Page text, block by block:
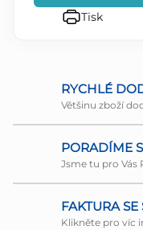
Tisk
RYCHLÉ
Většinu zboží
PORADÍME
Jsme tu pro Vás
FAKTURA SE
Klikněte pro víc